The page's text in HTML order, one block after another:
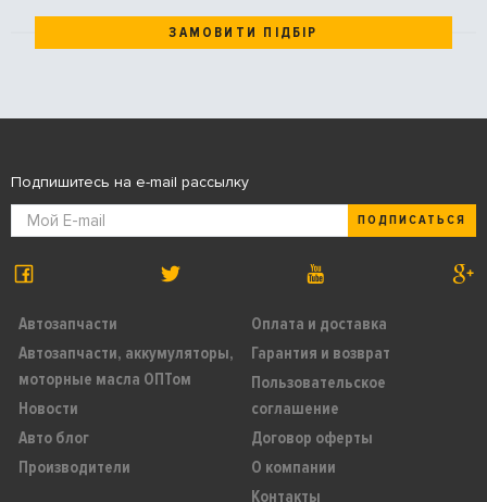
ЗАМОВИТИ ПІДБІР
Автозапчасти
Автозапчасти, аккумуляторы,
моторные масла ОПТом
Новости
Авто блог
Производители
Оплата и доставка
Гарантия и возврат
Пользовательское
соглашение
Договор оферты
О компании
Контакты
Подпишитесь на e-mail рассылку
ПОДПИСАТЬСЯ